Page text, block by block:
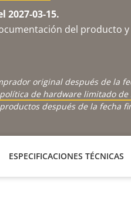
2027-03-15.
del producto
original después de la
política de hardware limitado de
después de la fecha
ESPECIFICACIONES TÉCNICAS